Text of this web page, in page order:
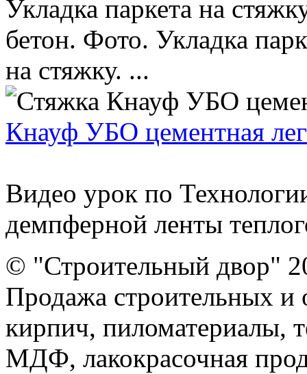
Укладка паркета на
бетон. Фото. Укладка
на стяжку. ...
Кнауф УБО цементная
Видео урок по
демпферной ленты
© "Строительный двор"
Продажа строительных и
кирпич, пиломатериалы,
МДФ, лакокрасочная